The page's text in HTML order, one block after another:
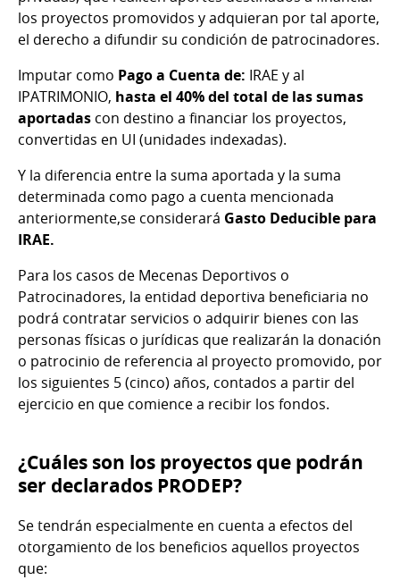
los proyectos promovidos y adquieran por tal aporte,
el derecho a difundir su condición de patrocinadores.
Imputar como Pago a Cuenta de: IRAE y al
IPATRIMONIO, hasta el 40% del total de las sumas
aportadas con destino a financiar los proyectos,
convertidas en UI (unidades indexadas).
Y la diferencia entre la suma aportada y la suma
determinada como pago a cuenta mencionada
anteriormente,se considerará Gasto Deducible para
IRAE.
Para los casos de Mecenas Deportivos o
Patrocinadores, la entidad deportiva beneficiaria no
podrá contratar servicios o adquirir bienes con las
personas físicas o jurídicas que realizarán la donación
o patrocinio de referencia al proyecto promovido, por
los siguientes 5 (cinco) años, contados a partir del
ejercicio en que comience a recibir los fondos.
¿Cuáles son los proyectos que podrán
ser declarados PRODEP?
Se tendrán especialmente en cuenta a efectos del
otorgamiento de los beneficios aquellos proyectos
que: